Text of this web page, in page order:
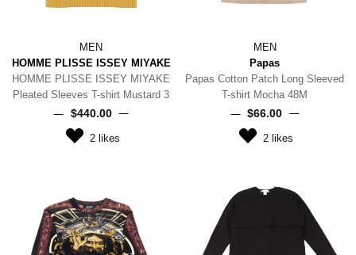
MEN
HOMME PLISSE ISSEY MIYAKE
HOMME PLISSE ISSEY MIYAKE
Pleated Sleeves T-shirt Mustard 3
$‌440.00
2likes
MEN
Papas
Papas Cotton Patch Long Sleeved
T-shirt Mocha 48M
$‌66.00
2 likes